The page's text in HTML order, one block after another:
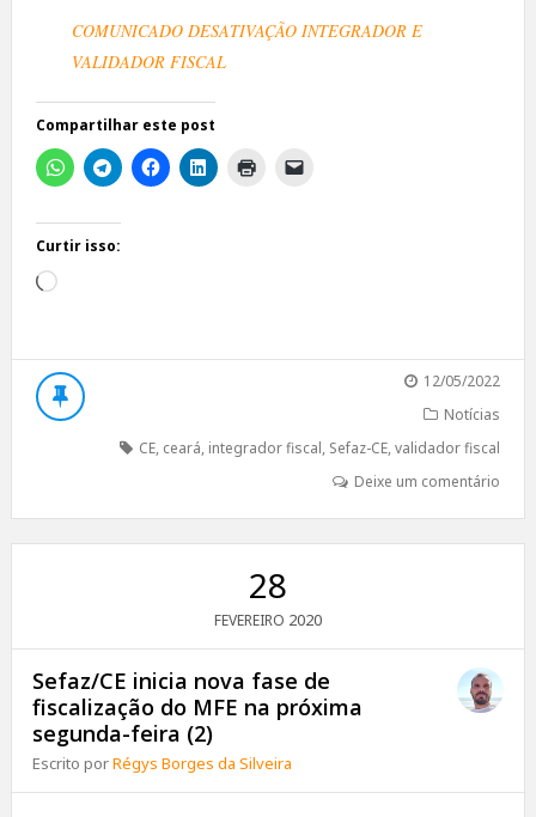
COMUNICADO DESATIVAÇÃO INTEGRADOR E
VALIDADOR FISCAL
Compartilhar este post
Curtir isso:
Carregando...
12/05/2022
Notícias
CE, ceará, integrador fiscal, Sefaz-CE,validador fiscal
Deixe um comentário
28
FEVEREIRO 2020
Sefaz/CE inicia nova fase de
fiscalização do MFE na próxima
segunda-feira (2)
Escrito porRégys Borges da Silveira